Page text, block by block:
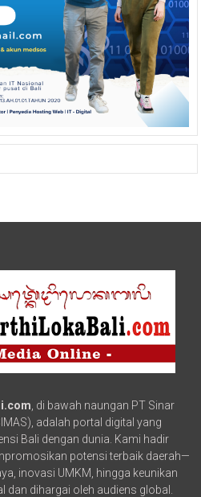
, di bawah naungan PT Sinar
adalah portal digital yang
Bali dengan dunia. Kami hadir
potensi terbaik daerah—
inovasi UMKM, hingga keunikan
dan dihargai oleh audiens global.